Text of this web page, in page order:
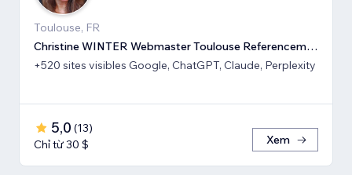
Toulouse, FR
Christine WINTER Webmaster Toulouse Referencement SEO GEO IA
+520 sites visibles Google, ChatGPT, Claude, Perplexity
5,0 (13)
Chỉ từ 30 $
Xem